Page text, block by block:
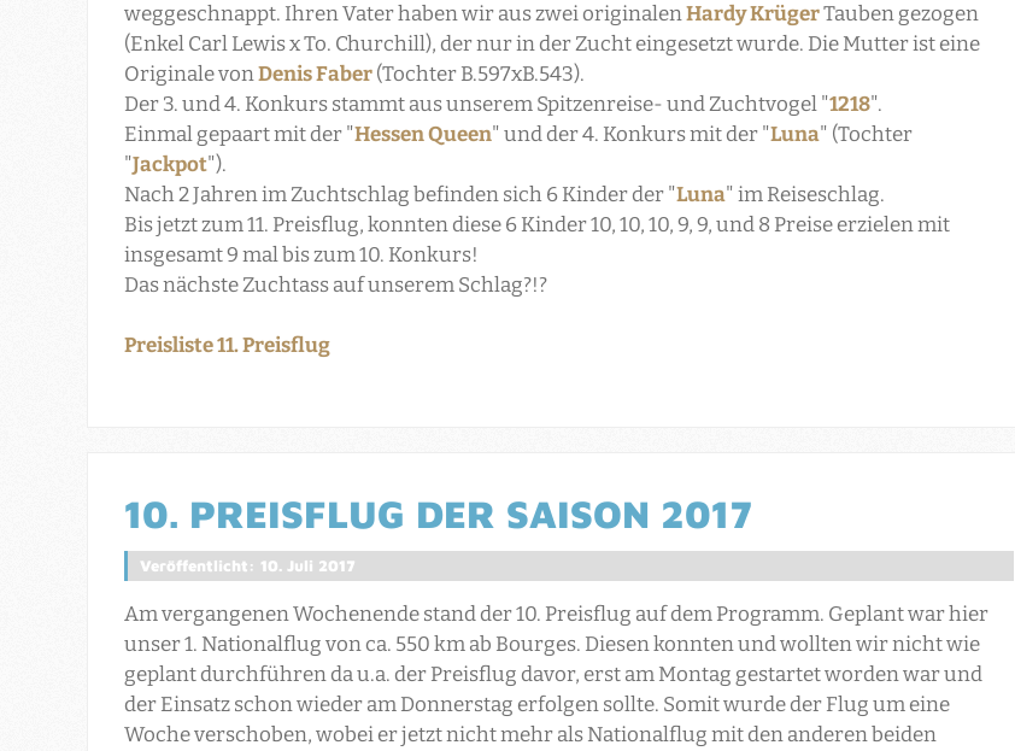
weggeschnappt. Ihren Vater haben wir aus zwei originalenHardy KrügerTauben gezogen
(Enkel Carl Lewis x To. Churchill), der nur in der Zucht eingesetzt wurde. Die Mutter ist eine
Originale vonDenis Faber(Tochter B.597xB.543).
Der 3. und 4. Konkurs stammt aus unserem Spitzenreise- und Zuchtvogel "1218".
Einmal gepaart mit der "Hessen Queen" und der 4. Konkurs mit der "Luna" (Tochter
"Jackpot").
Nach 2 Jahren im Zuchtschlag befinden sich 6 Kinder der "Luna" im Reiseschlag.
Bis jetzt zum 11. Preisflug, konnten diese 6 Kinder 10, 10, 10, 9, 9, und 8 Preise erzielen mit
insgesamt 9 mal bis zum 10. Konkurs!
Das nächste Zuchtass auf unserem Schlag?!?
Preisliste 11. Preisflug
10. PREISFLUG DER SAISON 2017
Veröffentlicht: 10. Juli 2017
Am vergangenen Wochenende stand der 10. Preisflug auf dem Programm. Geplant war hier
unser 1. Nationalflug von ca. 550 km ab Bourges. Diesen konnten und wollten wir nicht wie
geplant durchführen da u.a. der Preisflug davor, erst am Montag gestartet worden war und
der Einsatz schon wieder am Donnerstag erfolgen sollte. Somit wurde der Flug um eine
Woche verschoben, wobei er jetzt nicht mehr als Nationalflug mit den anderen beiden